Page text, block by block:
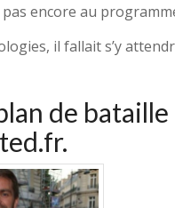
encore au
il fallait s’y
de bataille
.